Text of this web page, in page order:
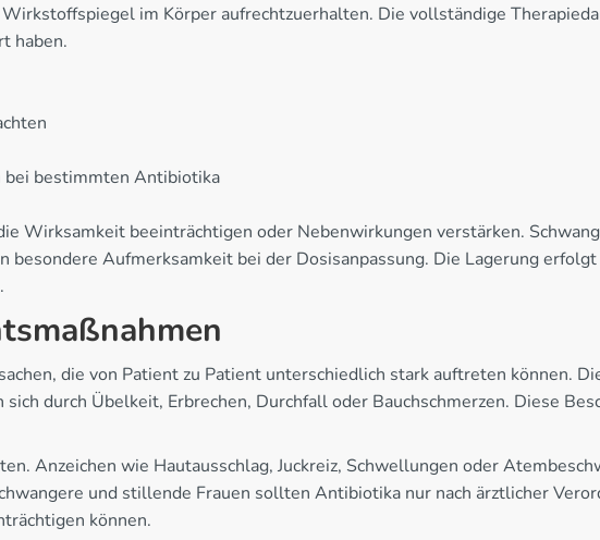
im Körper aufrechtzuerhalten. Die vollständige
haben.
bei bestimmten Antibiotika
Wirksamkeit beeinträchtigen oder Nebenwirkungen verstärken.
Aufmerksamkeit bei der Dosisanpassung. Die Lagerung
die von Patient zu Patient unterschiedlich stark auftreten können.
durch Übelkeit, Erbrechen, Durchfall oder Bauchschmerzen. Diese
Anzeichen wie Hautausschlag, Juckreiz, Schwellungen oder
und stillende Frauen sollten Antibiotika nur nach ärztlicher
können.